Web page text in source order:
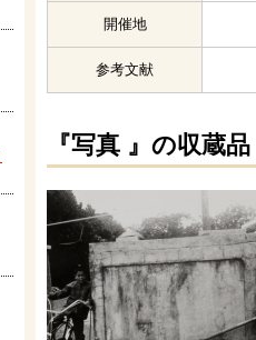
開催地
参考文献
『写真 』の収蔵品